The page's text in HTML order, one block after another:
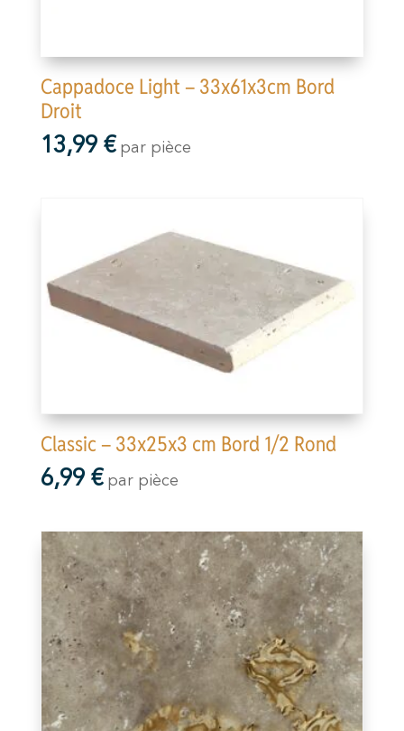
Cappadoce Light – 33x61x3cm Bord
Droit
13,99 € par pièce
Classic – 33x25x3 cm Bord 1/2 Rond
6,99 € par pièce